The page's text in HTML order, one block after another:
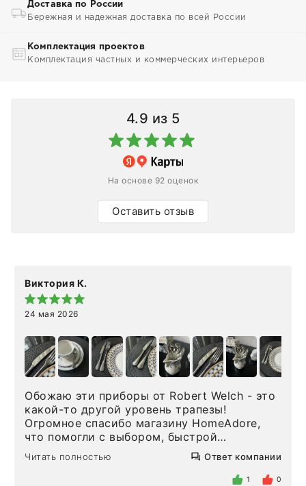
Доставка по России
Бережная и надежная доставка по всей России
Комплектация проектов
Комплектация частных и коммерческих интерьеров
4.9 из 5
На основе 92 оценок
Оставить отзыв
Виктория К.
24 мая 2026
Обожаю эти приборы от Robert Welch - это
какой-то другой уровень трапезы!
Огромное спасибо магазину HomeAdore,
что помогли с выбором, быстрой
доставкой и высоким сервисом. Один раз
была здесь лично, забирала чайные ложки,
внутри очень много антикварной посуды,
Читать полностью Ответ компании
1 0